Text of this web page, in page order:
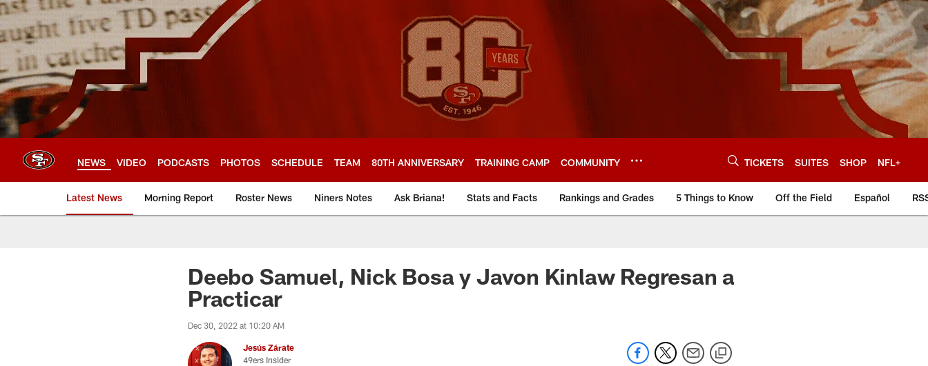
Skip
to
main
content
NEWS VIDEO PODCASTS PHOTOS SCHEDULE TEAM 80TH ANNIVERSARY TRAINING CAMP COMMUNITY TICKETS SUITES SHOP NFL+
Latest News Morning Report Roster News Niners Notes Ask Briana! Stats and Facts Rankings and Grades 5 Things to Know Off the Field Español
Deebo Samuel, Nick Bosa y Javon Kinlaw Regresan a
Practicar
Dec 30, 2022 at 10:20 AM
Jesús Zárate
49ers Insider